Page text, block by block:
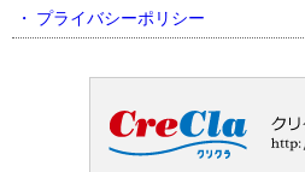
プライバシーポリシー